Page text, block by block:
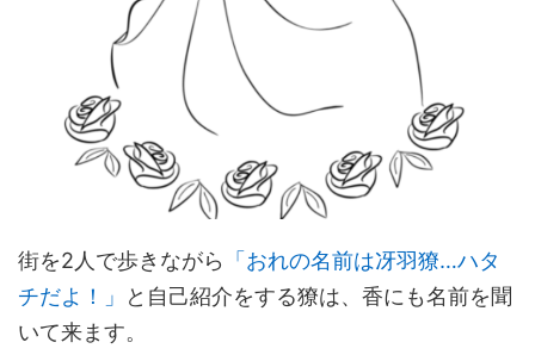
街を2人で歩きながら
「おれの名前は冴羽獠…ハタ
チだよ！」
と自己紹介をする獠は、香にも名前を聞
いて来ます。